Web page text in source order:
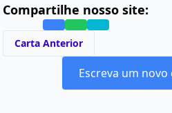
Compartilhe nosso site:
Carta Anterior
Escreva um